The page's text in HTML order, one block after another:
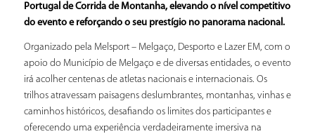
Portugal de Corrida de Montanha, elevando o nível competitivo
do evento e reforçando o seu prestígio no panorama nacional.
Organizado pela Melsport – Melgaço, Desporto e Lazer EM, com o
apoio do Município de Melgaço e de diversas entidades, o evento
irá acolher centenas de atletas nacionais e internacionais. Os
trilhos atravessam paisagens deslumbrantes, montanhas, vinhas e
caminhos históricos, desafiando os limites dos participantes e
oferecendo uma experiência verdadeiramente imersiva na